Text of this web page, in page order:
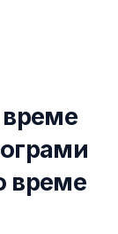
време
време